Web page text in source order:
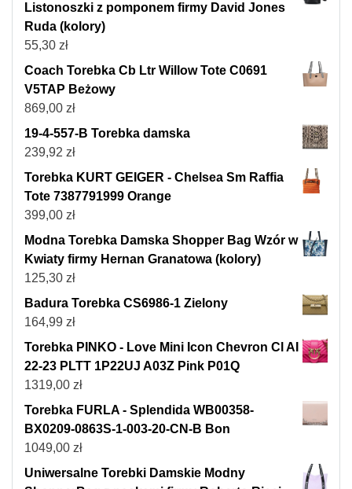
Listonoszki z pomponem firmy David Jones
Ruda (kolory)
55,30 zł
Coach Torebka Cb Ltr Willow Tote C0691
V5TAP Beżowy
869,00 zł
19-4-557-B Torebka damska
239,92 zł
Torebka KURT GEIGER - Chelsea Sm Raffia
Tote 7387791999 Orange
399,00 zł
Modna Torebka Damska Shopper Bag Wzór w
Kwiaty firmy Hernan Granatowa (kolory)
125,30 zł
Badura Torebka CS6986-1 Zielony
164,99 zł
Torebka PINKO - Love Mini Icon Chevron Cl AI
22-23 PLTT 1P22UJ A03Z Pink P01Q
1319,00 zł
Torebka FURLA - Splendida WB00358-
BX0209-0863S-1-003-20-CN-B Bon
1049,00 zł
Uniwersalne Torebki Damskie Modny